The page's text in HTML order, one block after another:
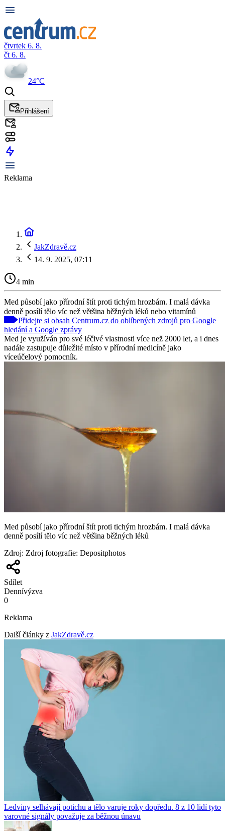
čtvrtek 6. 8.
čt 6. 8.
24°C
Přihlášení
Reklama
JakZdravě.cz
14. 9. 2025, 07:11
4 min
Med působí jako přírodní štít proti tichým hrozbám. I malá dávka
denně posílí tělo víc než většina běžných léků nebo vitamínů
Přidejte si obsah Centrum.cz do oblíbených zdrojů pro Google
hledání a Google zprávy
Med je využíván pro své léčivé vlastnosti více než 2000 let, a i dnes
nadále zastupuje důležité místo v přírodní medicíně jako
víceúčelový pomocník.
Med působí jako přírodní štít proti tichým hrozbám. I malá dávka
denně posílí tělo víc než většina běžných léků
Zdroj: Zdroj fotografie: Depositphotos
Sdílet
Dennívýzva
0
Reklama
Další články z JakZdravě.cz
Ledviny selhávají potichu a tělo varuje roky dopředu. 8 z 10 lidí tyto
varovné signály považuje za běžnou únavu